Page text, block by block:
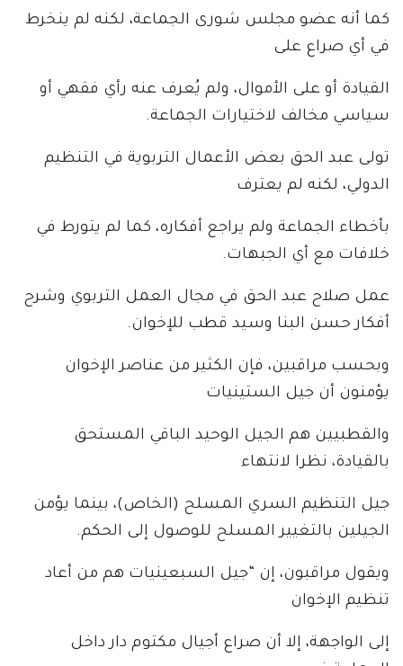
كما أنه عضو مجلس شورى الجماعة، لكنه لم ينخرط
في أي صراع على
القيادة أو على الأموال، ولم يُعرف عنه رأي فقهي أو
سياسي مخالف لاختيارات الجماعة.
تولى عبد الحق بعض الأعمال التربوية في التنظيم
الدولي، لكنه لم يعترف
بأخطاء الجماعة ولم يراجع أفكاره، كما لم يتورط في
خلافات مع أي الجبهات.
عمل صلاح عبد الحق في مجال العمل التربوي وشرح
أفكار حسن البنا وسيد قطب للإخوان.
وبحسب مراقبين، فإن الكثير من عناصر الإخوان
يؤمنون أن جيل الستينيات
والقطبيين هم الجيل الوحيد الباقي المستحق
بالقيادة، نظرا لانتهاء
جيل التنظيم السري المسلح (الخاص)، بينما يؤمن
الجيلين بالتغيير المسلح للوصول إلى الحكم.
ويقول مراقبون، إن “جيل السبعينيات هم من أعاد
تنظيم الإخوان
إلى الواجهة، إلا أن صراع أجيال مكتوم دار داخل